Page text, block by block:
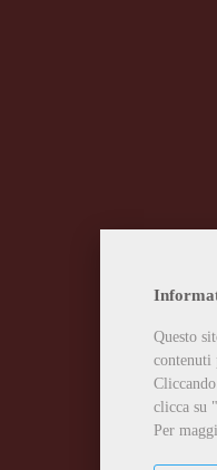
Questo
contenuti
clicca su
Per